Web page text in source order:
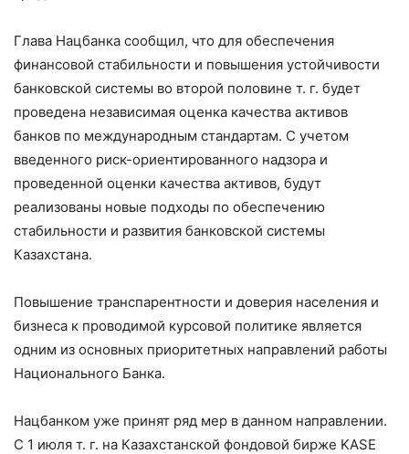
Глава Нацбанка сообщил, что для обеспечения
финансовой стабильности и повышения устойчивости
банковской системы во второй половине т. г. будет
проведена независимая оценка качества активов
банков по международным стандартам. С учетом
введенного риск-ориентированного надзора и
проведенной оценки качества активов, будут
реализованы новые подходы по обеспечению
стабильности и развития банковской системы
Казахстана.
Повышение транспарентности и доверия населения и
бизнеса к проводимой курсовой политике является
одним из основных приоритетных направлений работы
Национального Банка.
Нацбанком уже принят ряд мер в данном направлении.
С 1 июля т. г. на Казахстанской фондовой бирже KASE